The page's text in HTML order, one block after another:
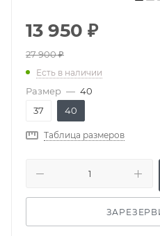
13 950 ₽
27 900₽
Есть в наличии
Размер — 40
37
40
Таблица размеров